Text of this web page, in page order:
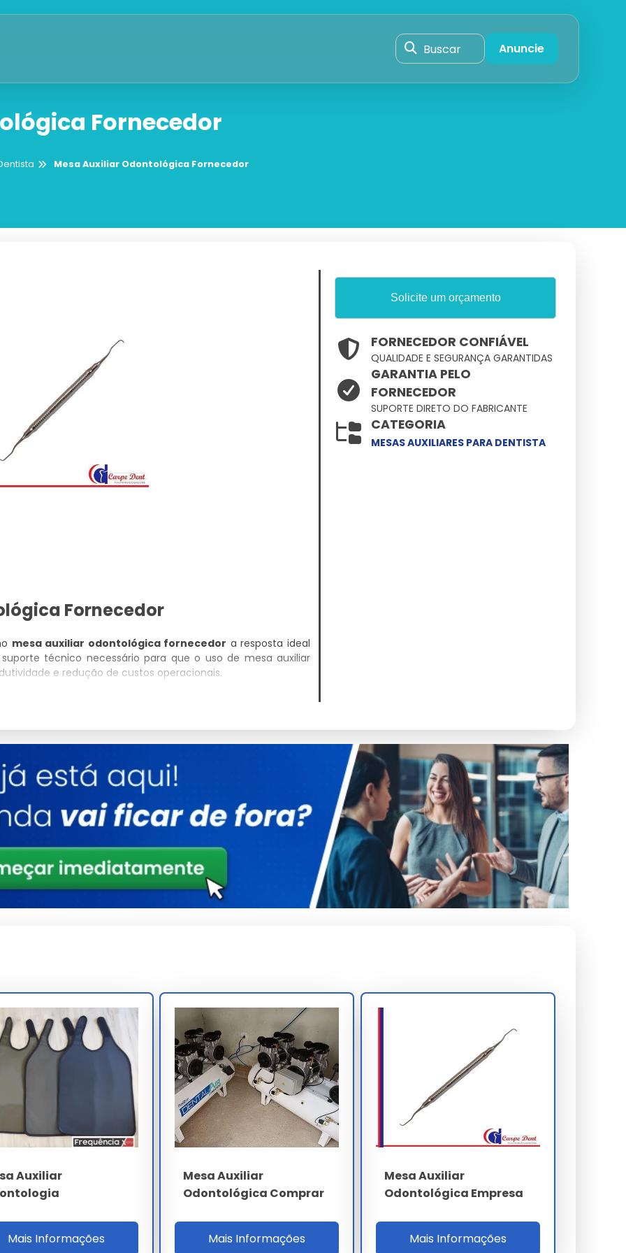
Buscar Anuncie
Fornecedor
Mesa Auxiliar Odontológica Fornecedor
Fornecedor
mesa auxiliar odontológica fornecedor a resposta ideal
técnico necessário para que o uso de mesa auxiliar
e redução de custos operacionais.
Odontológica Fornecedor
com que trata o fornecimento de
criteriosamente para garantir que você tenha em
Detalhes
Estrutura reforçada para uso contínuo
Validado sob rigorosos testes de qualidade
industrial.
no sistema.
propostas personalizadas para garantir o melhor custo-
Odontológica Fornecedor
Solicite um orçamento
FORNECEDOR CONFIÁVEL
QUALIDADE E SEGURANÇA GARANTIDAS
GARANTIA PELO
FORNECEDOR
SUPORTE DIRETO DO FABRICANTE
CATEGORIA
MESAS AUXILIARES PARA DENTISTA
Auxiliar
Mais Informações
Mesa Auxiliar
Odontológica Comprar
Mais Informações
Mesa Auxiliar
Odontológica Empresa
Mais Informações